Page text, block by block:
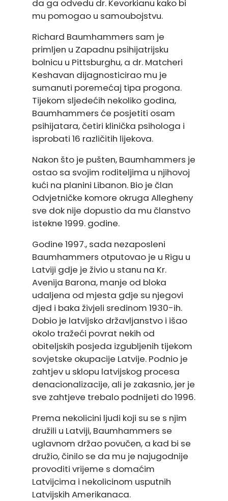
da ga odvedu dr. Kevorkianu kako bi
mu pomogao u samoubojstvu.
Richard Baumhammers sam je
primljen u Zapadnu psihijatrijsku
bolnicu u Pittsburghu, a dr. Matcheri
Keshavan dijagnosticirao mu je
sumanuti poremećaj tipa progona.
Tijekom sljedećih nekoliko godina,
Baumhammers će posjetiti osam
psihijatara, četiri klinička psihologa i
isprobati 16 različitih lijekova.
Nakon što je pušten, Baumhammers je
ostao sa svojim roditeljima u njihovoj
kući na planini Libanon. Bio je član
Odvjetničke komore okruga Allegheny
sve dok nije dopustio da mu članstvo
istekne 1999. godine.
Godine 1997., sada nezaposleni
Baumhammers otputovao je u Rigu u
Latviji gdje je živio u stanu na Kr.
Avenija Barona, manje od bloka
udaljena od mjesta gdje su njegovi
djed i baka živjeli sredinom 1930-ih.
Dobio je latvijsko državljanstvo i išao
okolo tražeći povrat nekih od
obiteljskih posjeda izgubljenih tijekom
sovjetske okupacije Latvije. Podnio je
zahtjev u sklopu latvijskog procesa
denacionalizacije, ali je zakasnio, jer je
sve zahtjeve trebalo podnijeti do 1996.
Prema nekolicini ljudi koji su se s njim
družili u Latviji, Baumhammers se
uglavnom držao povučen, a kad bi se
družio, činilo se da mu je najugodnije
provoditi vrijeme s domaćim
Latvijcima i nekolicinom usputnih
Latvijskih Amerikanaca.